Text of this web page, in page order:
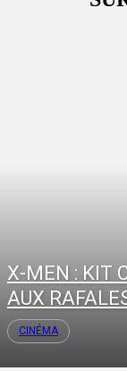
X-MEN : KIT
AUX
CINÉMA